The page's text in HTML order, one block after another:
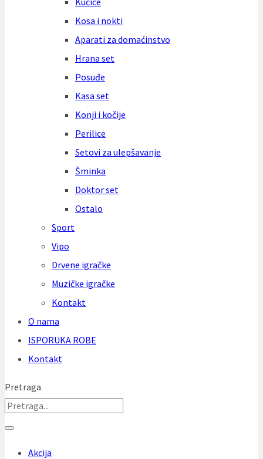
Kosa i nokti
Aparati za domaćinstvo
Hrana set
Posuđe
Kasa set
Konji i kočije
Perilice
Setovi za ulepšavanje
Šminka
Doktor set
Ostalo
Sport
Vipo
Drvene igračke
Muzičke igračke
Kontakt
O nama
ISPORUKA ROBE
Kontakt
Pretraga
Akcija